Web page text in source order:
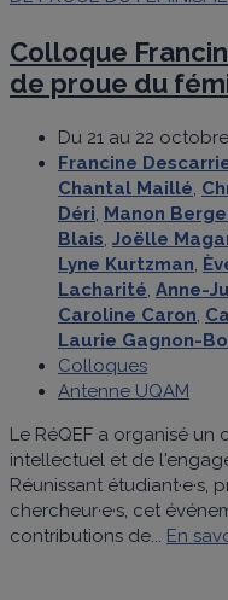
Colloque
de proue du
Du 21 au 22
Francine
Chantal Maillé,
Déri, Manon
Blais, Joëlle
Lyne Kurtzman,
Lacharité, Anne-
Caroline Caron,
Laurie Gagnon-
Colloques
Antenne UQAM
Le RéQEF a organisé
intellectuel et de
Réunissant étudiant·e·s,
chercheur·e·s, cet
contributions de... En